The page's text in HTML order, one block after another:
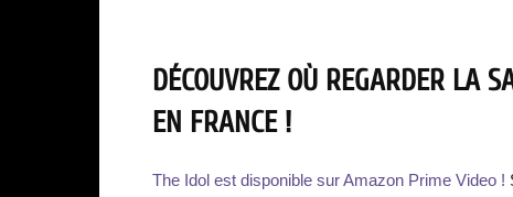
DÉCOUVREZ OÙ REGARDER LA
EN FRANCE !
The Idol est disponible sur Amazon Prime Video !